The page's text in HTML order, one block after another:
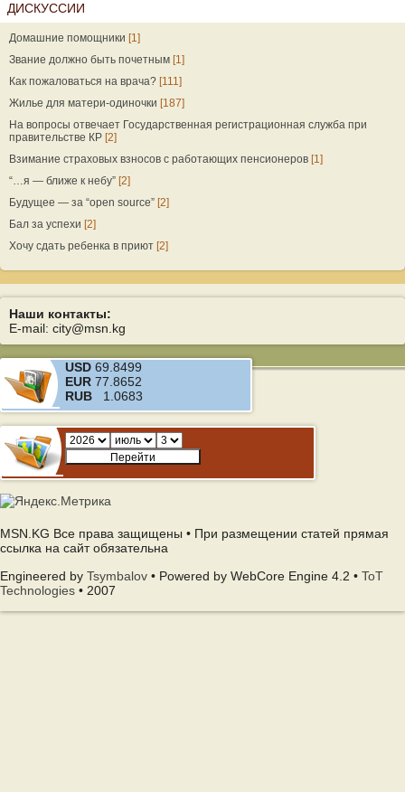
ДИСКУССИИ
Домашние помощники [1]
Звание должно быть почетным [1]
Как пожаловаться на врача? [111]
Жилье для матери-одиночки [187]
На вопросы отвечает Государственная регистрационная служба при
правительстве КР [2]
Взимание страховых взносов с работающих пенсионеров [1]
“…я — ближе к небу” [2]
Будущее — за “open source” [2]
Бал за успехи [2]
Хочу сдать ребенка в приют [2]
Наши контакты:
E-mail: city@msn.kg
USD 69.8499
EUR 77.8652
RUB 1.0683
MSN.KG Все права защищены • При размещении статей прямая
ссылка на сайт обязательна
Engineered by Tsymbalov • Powered by WebCore Engine 4.2 • ToT
Technologies • 2007